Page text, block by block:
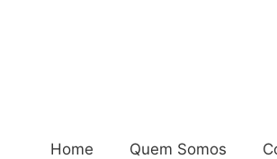
Home Quem Somos